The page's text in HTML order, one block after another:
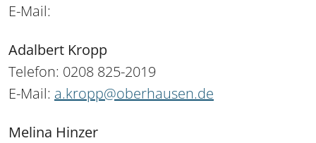
E-Mail:
Adalbert Kropp
Telefon: 0208 825-2019
E-Mail: a.kropp@oberhausen.de
Melina Hinzer